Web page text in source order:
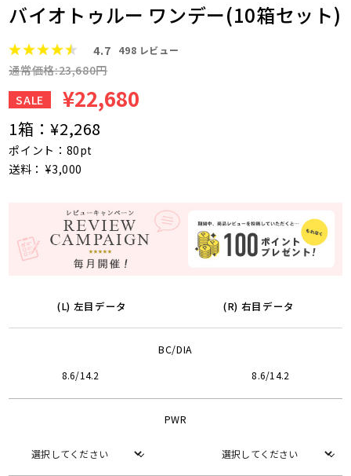
バイオトゥルー ワンデー(10箱セット)
4.7 498 レビュー
通常価格:23,680円
SALE
¥22,680
1箱：¥2,268
ポイント：80pt
送料： ¥3,000
(L) 左目データ (R) 右目データ
BC/DIA
8.6/14.2 8.6/14.2
PWR